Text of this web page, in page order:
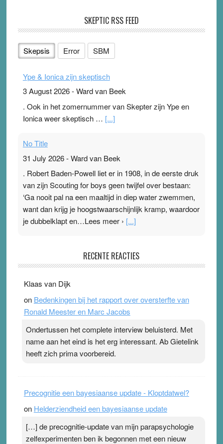
SKEPTIC RSS FEED
Skepsis Error SBM
Ype & Ionica zijn skeptisch
3 August 2026-Ward van Beek
. Ook in het zomernummer van Skepter zijn Ype en
Ionica weer skeptisch … [...]
No Title
31 July 2026-Ward van Beek
. Robert Baden-Powell liet er in 1908, in de eerste druk
van zijn Scouting for boys geen twijfel over bestaan:
‘Ga nooit pal na een maaltijd in diep water zwemmen,
want dan krijg je hoogstwaarschijnlijk kramp, waardoor
je dubbelklapt en…Lees meer › [...]
Ward van Beek
topsporters. Ze hopen ermee hun hartslag te verlagen
terwijl ze meer zuurstof opnemen. Daarop heeft zo’n
pleister geen effect. Maar het gevoel ‘makkelijker te
Pleisterplakkers in de topspsort ›[...]
RECENTE REACTIES
Klaas van Dijk
on Bedenkingen bij het rapport over oversterfte van
Ronald Meester en Marc Jacobs
Ondertussen het complete interview beluisterd. Met
name aan het eind is het erg interessant. Ab Gietelink
heeft zich prima voorbereid.
Precognitie een bayesiaanse update - Kloptdatwel?
on Helderziendheid een bayesiaanse update
[…] de precognitie-update van mijn parapsychologie
zelfexperimenten ben ik begonnen met een nieuw